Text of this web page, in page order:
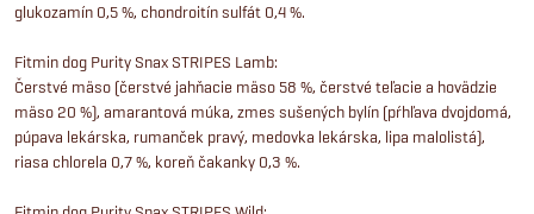
glukozamín 0,5 %, chondroitín sulfát 0,4 %.
Fitmin dog Purity Snax STRIPES Lamb:
Čerstvé mäso (čerstvé jahňacie mäso 58 %, čerstvé teľacie a hovädzie
mäso 20 %), amarantová múka, zmes sušených bylín (pŕhľava dvojdomá,
púpava lekárska, rumanček pravý, medovka lekárska, lipa malolistá),
riasa chlorela 0,7 %, koreň čakanky 0,3 %.